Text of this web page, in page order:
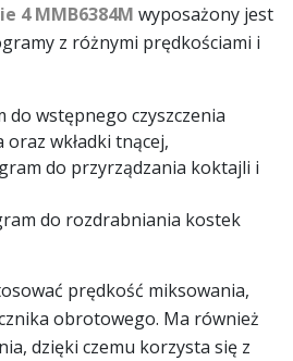
4 MMB6384M wyposażony jest
z różnymi prędkościami i
do wstępnego czyszczenia
wkładki tnącej,
do przyrządzania koktajli i
do rozdrabniania kostek
prędkość miksowania,
obrotowego. Ma również
dzięki czemu korzysta się z